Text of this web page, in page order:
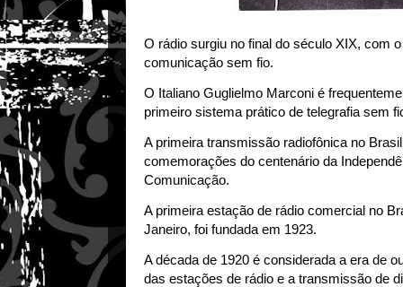
O rádio surgiu no final do século XIX, com
comunicação sem fio.
O Italiano Guglielmo Marconi é
primeiro sistema prático de telegrafia sem
A primeira transmissão radiofônica no
comemorações do centenário da
Comunicação.
A primeira estação de rádio comercial no
Janeiro, foi fundada em 1923.
A década de 1920 é considerada a era de
das estações de rádio e a transmissão de